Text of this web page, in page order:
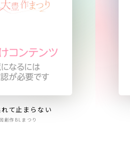
て止まらない
創作BLまつり